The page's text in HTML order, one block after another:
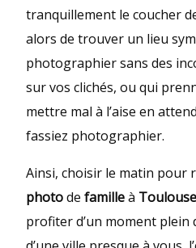
tranquillement le coucher
alors de trouver un lieu
photographier sans des
sur vos clichés, ou qui
mettre mal à l’aise en
fassiez photographier.
Ainsi, choisir le matin pour
photodefamilleà Toulouse
profiter d’un moment